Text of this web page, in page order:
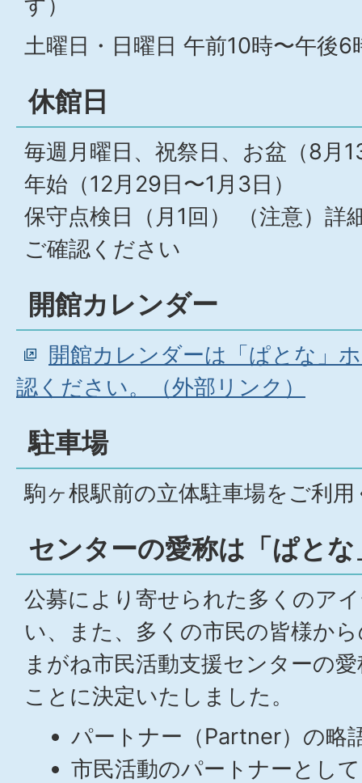
土曜日・日曜日 午前10時〜午後6
休館日
毎週月曜日、祝祭日、お盆（8月
年始（12月29日〜1月3日）
保守点検日（月1回） （注意）詳
ご確認ください
開館カレンダー
開館カレンダーは「ぱとな」
認ください。（外部リンク）
駐車場
駒ヶ根駅前の立体駐車場をご利
センターの愛称は「ぱと
公募により寄せられた多くのア
い、また、多くの市民の皆様か
まがね市民活動支援センターの
ことに決定いたしました。
パートナー（Partner）の略
市民活動のパートナーとして